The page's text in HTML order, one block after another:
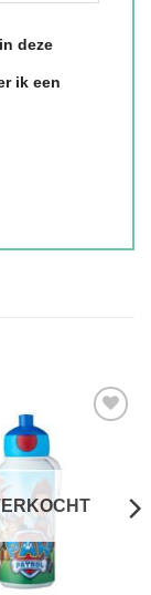
deze
ik een
verlanglijst